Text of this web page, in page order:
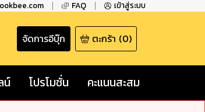
FAQ เข้าสู่ระบบ
จัดการอีบุ๊ก ตะกร้า (0)
น์ โปรโมชั่น คะแนนสะสม